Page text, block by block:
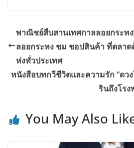
พาณิชย์สืบสานเทศกาลลอยกระทง
ลอยกระทง ชม ชอปสินค้า ที่ตลา
ห่งทั่วประเทศ
หนังสือบทกวีชีวิตและความรัก “ดวง
รินถึงโร
You May Also